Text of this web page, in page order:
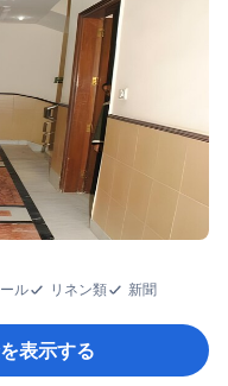
ル リネン類
新聞
表示する